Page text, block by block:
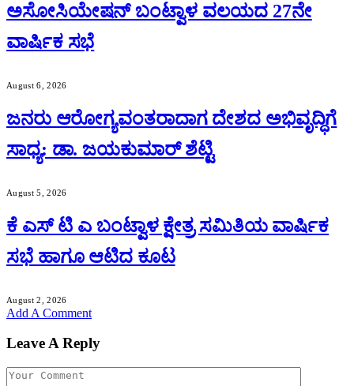
ಅಸೋಸಿಯೇಷನ್ ಬಂಟ್ವಾಳ ವಲಯದ 27ನೇ
ವಾರ್ಷಿಕ ಸಭೆ
August 6, 2026
ಜನರು ಆರೋಗ್ಯವಂತರಾದಾಗ ದೇಶದ ಅಭಿವೃದ್ಧಿಗೆ
ಸಾಧ್ಯ: ಡಾ. ಜಯಕುಮಾರ್ ಶೆಟ್ಟಿ
August 5, 2026
ಕೆ ಎಸ್ ಟಿ ಎ ಬಂಟ್ವಾಳ ಕ್ಷೇತ್ರ ಸಮಿತಿಯ ವಾರ್ಷಿಕ
ಸಭೆ ಹಾಗೂ ಆಟಿದ ಕೂಟ
August 2, 2026
Add A Comment
Leave A Reply